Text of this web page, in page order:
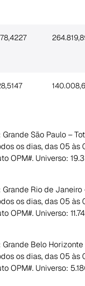
São Paulo –
os dias, das 05 às
OPM#. Universo:
Rio de Janeiro
os dias, das 05 às
OPM#. Universo:
Belo Horizonte
os dias, das 05 às
OPM#. Universo: